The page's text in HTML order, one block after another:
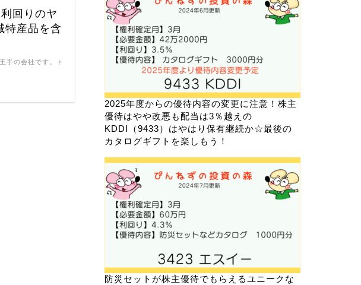
回りのヤ
特産品を含
手の会社です。ト
2025年度からの優待内容の変更に注意！株主
優待はやや改悪も配当は3％越えの
KDDI（9433）はやはり保有継続か☆最後の
カタログギフトを楽しもう！
防災セットが株主優待でもらえるユニークな